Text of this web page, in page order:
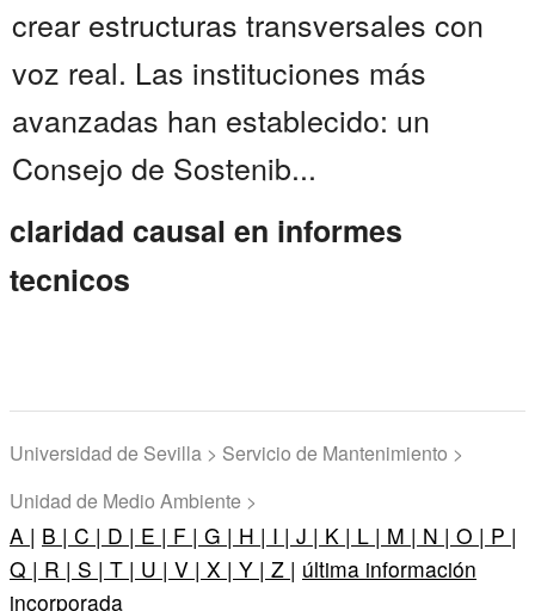
crear estructuras transversales con
voz real. Las instituciones más
avanzadas han establecido: un
Consejo de Sostenib...
claridad causal en informes
tecnicos
Universidad de Sevilla > Servicio de Mantenimiento >
Unidad de Medio Ambiente >
A | B | C | D | E | F | G | H | I | J | K | L | M | N | O | P |
Q | R | S | T | U | V | X | Y | Z | última información
incorporada